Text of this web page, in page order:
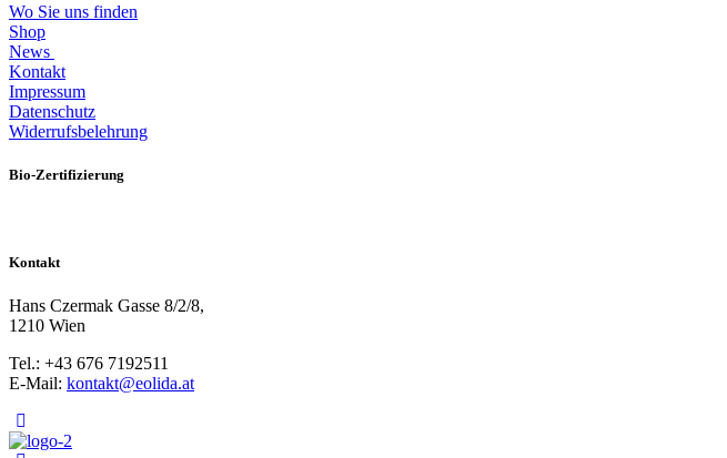
Wo Sie uns finden
Shop
News
Kontakt
Impressum
Datenschutz
Widerrufsbelehrung
Bio-Zertifizierung
Kontakt
Hans Czermak Gasse 8/2/8,
1210 Wien
Tel.: +43 676 7192511
E-Mail: kontakt@eolida.at